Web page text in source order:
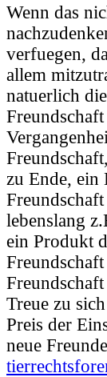
Wenn das
verfuegen,
allem
natuerlich
zu Ende, ein
lebenslang
ein Produkt
Treue zu
Preis der
neue